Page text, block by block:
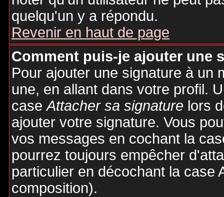
quelqu'un y a répondu.
Revenir en haut de page
Comment puis-je ajouter une
Pour ajouter une signature à un
une, en allant dans votre profil.
caseAttacher sa signaturelors
ajouter votre signature. Vous
vos messages en cochant la
pourrez toujours empêcher
particulier en décochant la case
composition).